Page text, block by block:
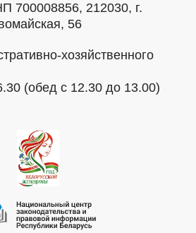
700008856, 212030, г.
56
хозяйственного
(обед с 12.30 до 13.00)